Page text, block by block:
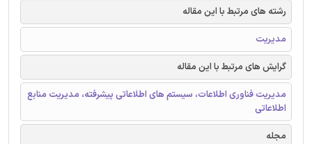
رشته های مرتبط با این مقاله
مدیریت
گرایش های مرتبط با این مقاله
مدیریت فناوری اطلاعات، سیستم های اطلاعاتی پیشرفته، مدیریت منابع
اطلاعاتی
مجله